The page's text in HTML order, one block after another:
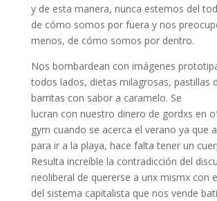
y de esta manera, nunca estemos del
de cómo somos por fuera y nos
menos, de cómo somos por dentro.
Nos bombardean con imágenes
todos lados, dietas milagrosas, pastillas
barritas con sabor a caramelo. Se
lucran con nuestro dinero de gordxs en
gym cuando se acerca el verano ya que
para ir a la playa, hace falta tener un
Resulta increíble la contradicción del
neoliberal de quererse a unx mismx con
del sistema capitalista que nos vende